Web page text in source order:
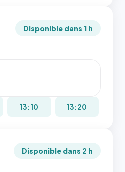
Disponible dans 1 h
13:10 13:20
Disponible dans 2 h